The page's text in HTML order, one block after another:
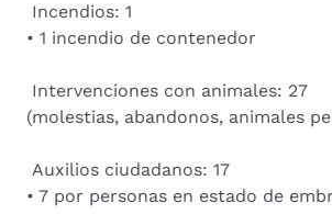
Incendios: 1
• 1 incendio de contenedor
Intervenciones con animales: 27
(molestias, abandonos, animales
Auxilios ciudadanos: 17
• 7 por personas en estado de